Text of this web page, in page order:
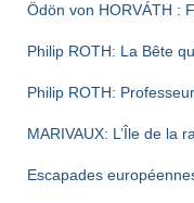
Ödön von HORVÁTH :
Philip ROTH: La Bête
Philip ROTH:
MARIVAUX: L’Île de la
Escapades